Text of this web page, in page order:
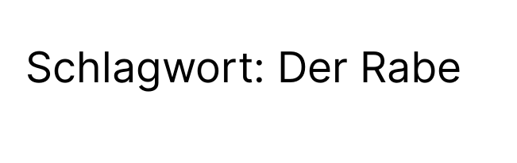
Schlagwort: Der Rabe